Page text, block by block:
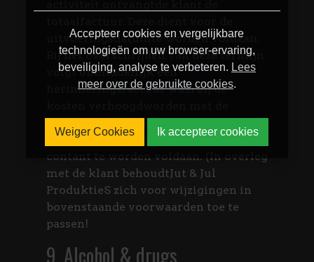
uitvoeringsdatumte worden voldaan.
Bij het overschrijden van deze termijn
volgt onmiddellijk een
herinneringsfactuur waarbij de
onder de € 300,00 dienen altijd
contant te worden voldaan. (In overleg
met de klant behoudtJut & Jul
ProduktieS zich voor wijzigingen in
bovenstaande voorwaarden toe te
passen!
9. Alcohol & drugs
Accepteer cookies en vergelijkbare
technologieën om uw browser-ervaring,
beveiliging, analyse te verbeteren. Lees
meer over de gebruikte cookies.
Weiger Cookies Ik accepteer cookies